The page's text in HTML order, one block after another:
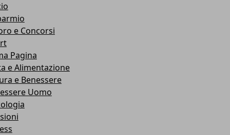
e Concorsi
Pagina
e Alimentazione
e Benessere
Uomo